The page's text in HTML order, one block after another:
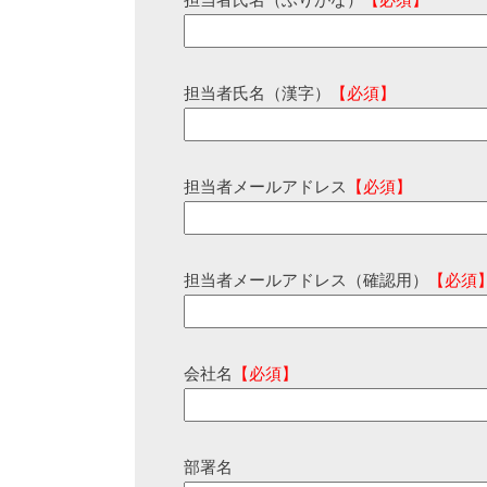
担当者氏名（漢字） 【必須】
担当者メールアドレス 【必須】
担当者メールアドレス（確認用） 【必須
会社名 【必須】
部署名